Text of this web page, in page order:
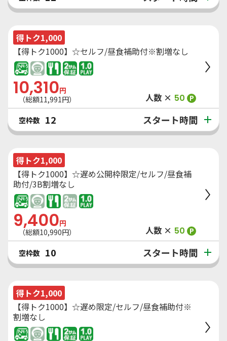
得トク1,000
【得トク1000】☆セルフ/昼食補助付※割増なし
10,310円
（総額11,991円） 人数 × 50 P
空枠数 12 スタート時間
得トク1,000
【得トク1000】☆遅め公開枠限定/セルフ/昼食補
助付/3B割増なし
9,400円
（総額10,990円） 人数 × 50 P
空枠数 10 スタート時間
得トク1,000
【得トク1000】☆遅め限定/セルフ/昼食補助付※
割増なし